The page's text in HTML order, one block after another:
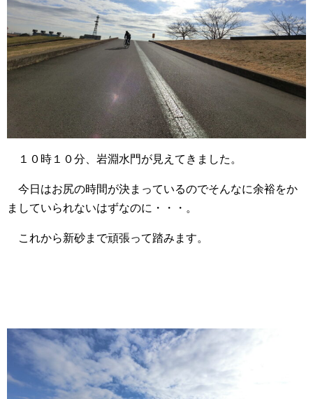
１０時１０分、岩淵水門が見えてきました。
今日はお尻の時間が決まっているのでそんなに余裕をか
ましていられないはずなのに・・・。
これから新砂まで頑張って踏みます。